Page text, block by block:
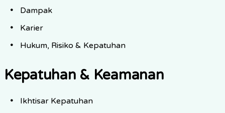
Dampak
Karier
Hukum, Risiko & Kepatuhan
Kepatuhan & Keamanan
Ikhtisar Kepatuhan